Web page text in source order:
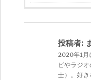
投稿者:
2020年1月
ビやラジ
士）。好き